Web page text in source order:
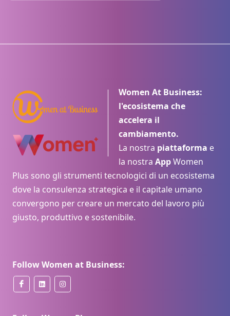
Women At Business:
l'ecosistema che
accelera il
cambiamento.
La nostra piattaforma e
la nostraAppWomen
Plus sono gli strumenti tecnologici di un ecosistema
dove la consulenza strategica e il capitale umano
convergono per creare un mercato del lavoro più
giusto, produttivo e sostenibile.
Follow Women at Business: